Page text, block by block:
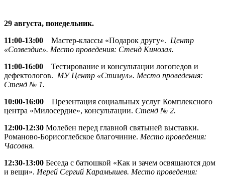
29 августа, понедельник.
11:00-13:00 Мастер-классы «Подарок другу». Центр
«Созвездие». Место проведения: Стенд Кинозал.
11:00-16:00 Тестирование и консультации логопедов и
дефектологов. МУ Центр «Стимул». Место проведения:
Стенд № 1.
10:00-16:00 Презентация социальных услуг Комплексного
центра «Милосердие», консультации. Стенд № 2.
12:00-12:30 Молебен перед главной святыней выставки.
Романово-Борисоглебское благочиние. Место проведения:
Часовня.
12:30-13:00 Беседа с батюшкой «Как и зачем освящаются дом
и вещи». Иерей Сергий Карамышев. Место проведения: